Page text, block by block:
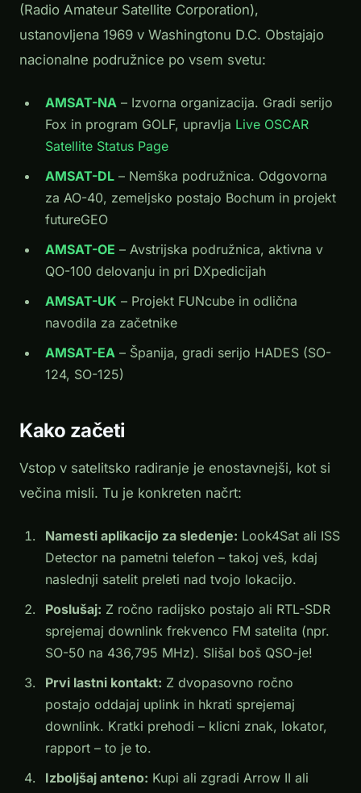
(Radio Amateur Satellite Corporation),
ustanovljena 1969 v Washingtonu D.C. Obstajajo
nacionalne podružnice po vsem svetu:
AMSAT-NA – Izvorna organizacija. Gradi serijo
Fox in program GOLF, upravlja Live OSCAR
Satellite Status Page
AMSAT-DL – Nemška podružnica. Odgovorna
za AO-40, zemeljsko postajo Bochum in projekt
futureGEO
AMSAT-OE – Avstrijska podružnica, aktivna v
QO-100 delovanju in pri DXpedicijah
AMSAT-UK – Projekt FUNcube in odlična
navodila za začetnike
AMSAT-EA – Španija, gradi serijo HADES (SO-
124, SO-125)
Kako začeti
Vstop v satelitsko radiranje je enostavnejši, kot si
večina misli. Tu je konkreten načrt:
Namesti aplikacijo za sledenje: Look4Sat ali ISS
Detector na pametni telefon – takoj veš, kdaj
naslednji satelit preleti nad tvojo lokacijo.
Poslušaj: Z ročno radijsko postajo ali RTL-SDR
sprejemaj downlink frekvenco FM satelita (npr.
SO-50 na 436,795 MHz). Slišal boš QSO-je!
Prvi lastni kontakt: Z dvopasovno ročno
postajo oddajaj uplink in hkrati sprejemaj
downlink. Kratki prehodi – klicni znak, lokator,
rapport – to je to.
Izboljšaj anteno: Kupi ali zgradi Arrow II ali